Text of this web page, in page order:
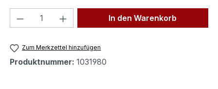
Produkt Anzahl: Gib denIn den Warenkorb
Zum Merkzettel hinzufügen
Produktnummer: 1031980